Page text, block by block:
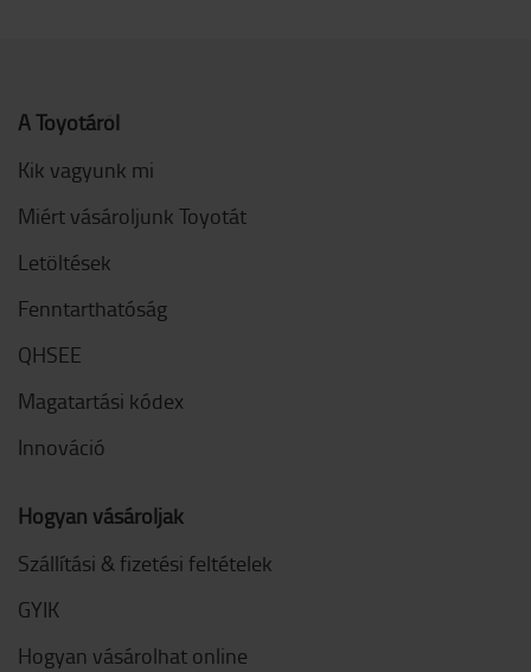
A Toyotáról
Kik vagyunk mi
Miért vásároljunk Toyotát
Letöltések
Fenntarthatóság
QHSEE
Magatartási kódex
Innováció
Hogyan vásároljak
Szállítási & fizetési feltételek
GYIK
Hogyan vásárolhat online